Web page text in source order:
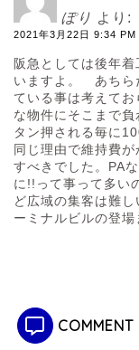
ぽり より:
2021年3月22日 9:34 PM
阪急としては後年
いますよ。 あちら
ている事は考えて
な物件にそこまで
タン押される毎に
同じ理由で維持費
すべきでした。PA
に!!って事って多い
ど広域の集客は難
ーミナルビルの登場
COMMENT